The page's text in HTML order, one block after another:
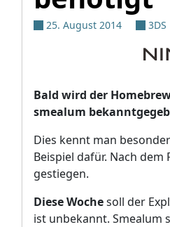
25. August 2014 3DS
Bald wird der
smealum
Dies kennt man
Beispiel dafür. Nach dem
gestiegen.
Diese Wochesoll der
ist unbekannt. Smealum